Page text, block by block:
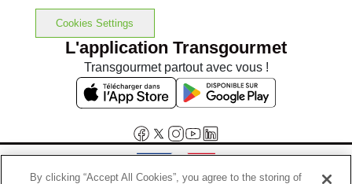
Cookies Settings
L'application Transgourmet
Transgourmet partout avec vous !
By clicking “Accept All Cookies”, you agree to the storing of